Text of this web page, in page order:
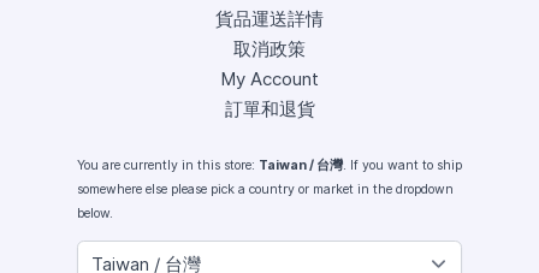
貨品運送詳情
取消政策
My Account
訂單和退貨
You are currently in this store: Taiwan / 台灣. If you want to ship
somewhere else please pick a country or market in the dropdown
below.